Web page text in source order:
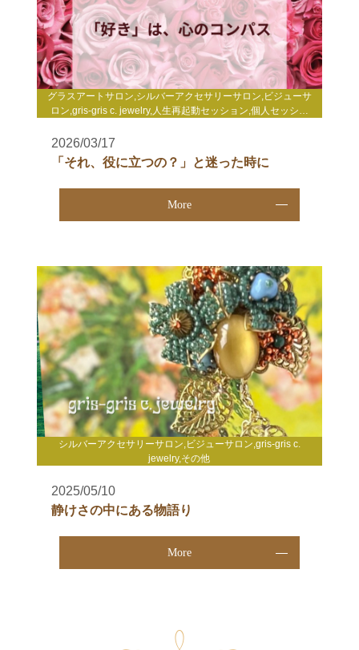
グラスアートサロン,シルバーアクセサリーサロン,ビジューサ
ロン,gris-gris c. jewelry,人生再起動セッション,個人セッショ
座,WakuWakuサロン,TCカラーセラピー講座,その他
2026/03/17
「それ、役に立つの？」と迷った時に
More
シルバーアクセサリーサロン,ビジューサロン,gris-gris c.
jewelry,その他
2025/05/10
静けさの中にある物語り
More